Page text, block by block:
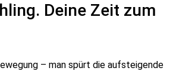
Deine Zeit zum
– man spürt die aufsteigende